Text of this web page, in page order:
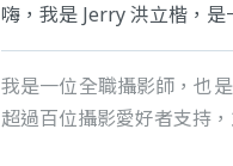
嗨，我是 Jerry 洪立楷，
我是一位全職攝影師，也
超過百位攝影愛好者支持